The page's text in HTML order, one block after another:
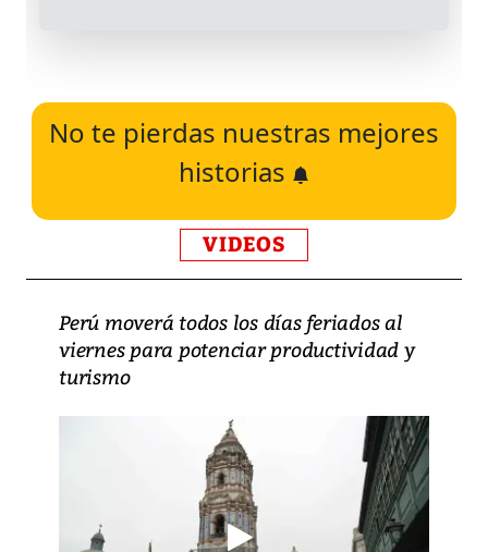
No te pierdas nuestras mejores
historias
VIDEOS
Perú moverá todos los días feriados al
viernes para potenciar productividad y
turismo